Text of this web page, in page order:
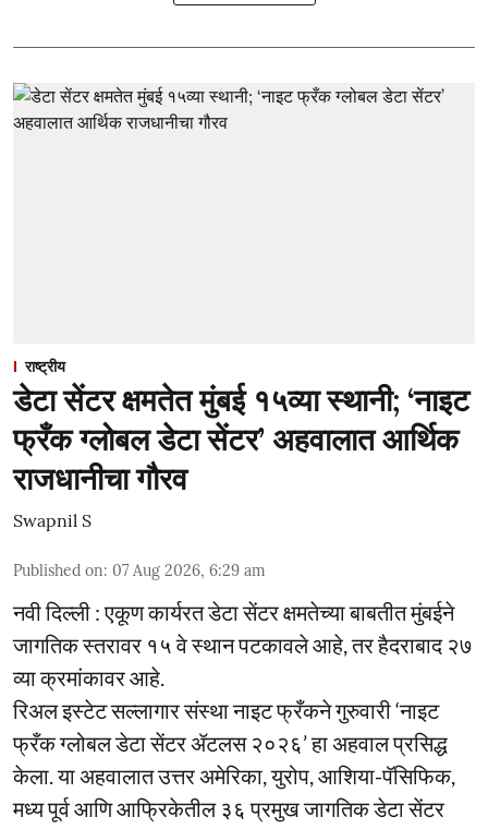
राष्ट्रीय
डेटा सेंटर क्षमतेत मुंबई १५व्या स्थानी; ‘नाइट
फ्रँक ग्लोबल डेटा सेंटर’ अहवालात आर्थिक
राजधानीचा गौरव
Swapnil S
Published on: 07 Aug 2026, 6:29 am
नवी दिल्ली : एकूण कार्यरत डेटा सेंटर क्षमतेच्या बाबतीत मुंबईने
जागतिक स्तरावर १५ वे स्थान पटकावले आहे, तर हैदराबाद २७
व्या क्रमांकावर आहे.
रिअल इस्टेट सल्लागार संस्था नाइट फ्रँकने गुरुवारी ‘नाइट
फ्रँक ग्लोबल डेटा सेंटर ॲटलस २०२६’ हा अहवाल प्रसिद्ध
केला. या अहवालात उत्तर अमेरिका, युरोप, आशिया-पॅसिफिक,
मध्य पूर्व आणि आफ्रिकेतील ३६ प्रमुख जागतिक डेटा सेंटर